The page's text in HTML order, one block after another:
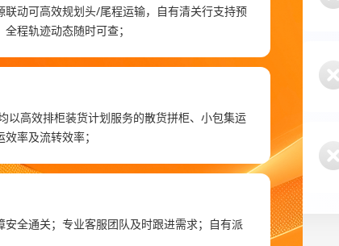
动可高效规划头/尾程运输，自有清关行支持预
程轨迹动态随时可查；
以高效排柜装货计划服务的散货拼柜、小包集运
率及流转效率；
全通关；专业客服团队及时跟进需求；自有派